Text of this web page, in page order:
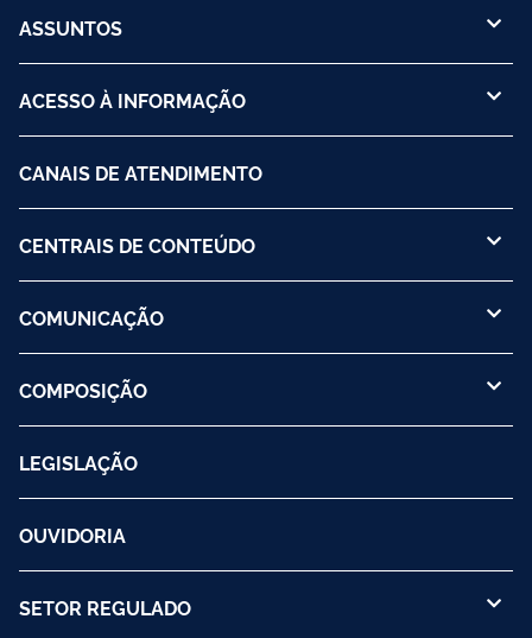
ASSUNTOS
ACESSO À INFORMAÇÃO
CANAIS DE ATENDIMENTO
CENTRAIS DE CONTEÚDO
COMUNICAÇÃO
COMPOSIÇÃO
LEGISLAÇÃO
OUVIDORIA
SETOR REGULADO